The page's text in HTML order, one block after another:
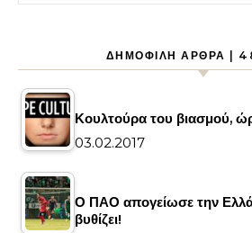
ΔΗΜΟΦΙΛΉ ΆΡΘΡΑ |
Κουλτούρα του βιασμού,
03.02.2017
Ο ΠΑΟ απογείωσε την
βυθίζει!